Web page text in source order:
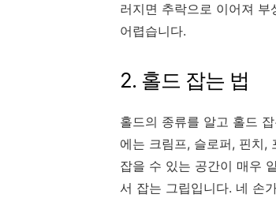
러지면 추락으로 이어져
어렵습니다.
2. 홀드 잡는 법
홀드의 종류를 알고 홀드
에는 크림프, 슬로퍼, 핀치,
잡을 수 있는 공간이 매우
서 잡는 그립입니다. 네 손